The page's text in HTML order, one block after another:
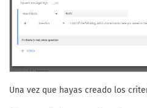
Una vez que hayas creado los